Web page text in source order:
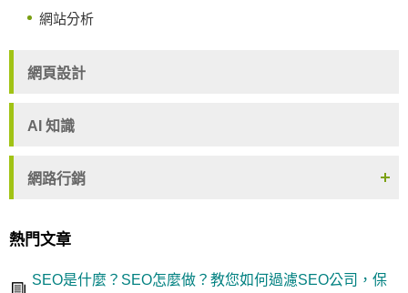
網站分析
網頁設計
AI 知識
網路行銷
熱門文章
SEO是什麼？SEO怎麼做？教您如何過濾SEO公司，保